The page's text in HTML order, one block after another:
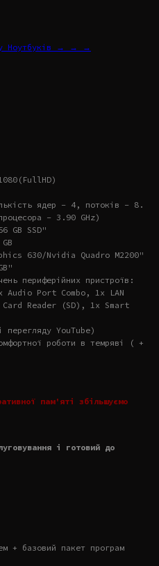
Ноутбуків → → →
ядер – 4, потоків – 8.
– 3.90 GHz)
GB SSD"
630/Nvidia Quadro M2200"
периферійних пристроїв:
Audio Port Combo, 1x LAN
Reader (SD), 1x Smart
YouTube)
роботи в темряві ( +
пам'яті збільшуємо
і готовий до
+ базовий пакет програм